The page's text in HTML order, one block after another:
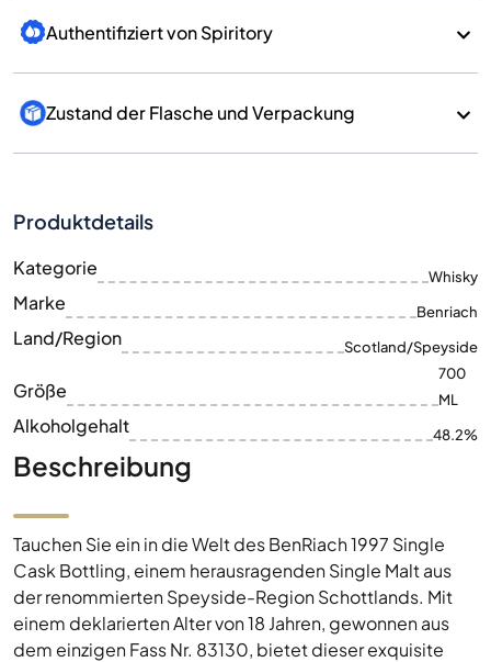
Authentifiziert von Spiritory
Zustand der Flasche und Verpackung
Produktdetails
Kategorie Whisky
Marke Benriach
Land/Region Scotland/Speyside
Größe
700
ML
Alkoholgehalt 48.2%
Beschreibung
Tauchen Sie ein in die Welt des BenRiach 1997 Single
Cask Bottling, einem herausragenden Single Malt aus
der renommierten Speyside-Region Schottlands. Mit
einem deklarierten Alter von 18 Jahren, gewonnen aus
dem einzigen Fass Nr. 83130, bietet dieser exquisite